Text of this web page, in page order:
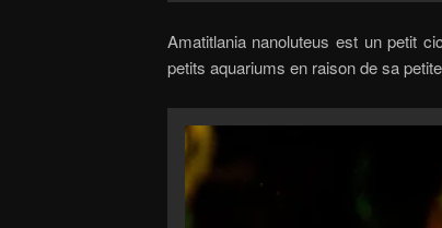
Amatitlania nanoluteus est un petit
petits aquariums en raison de sa